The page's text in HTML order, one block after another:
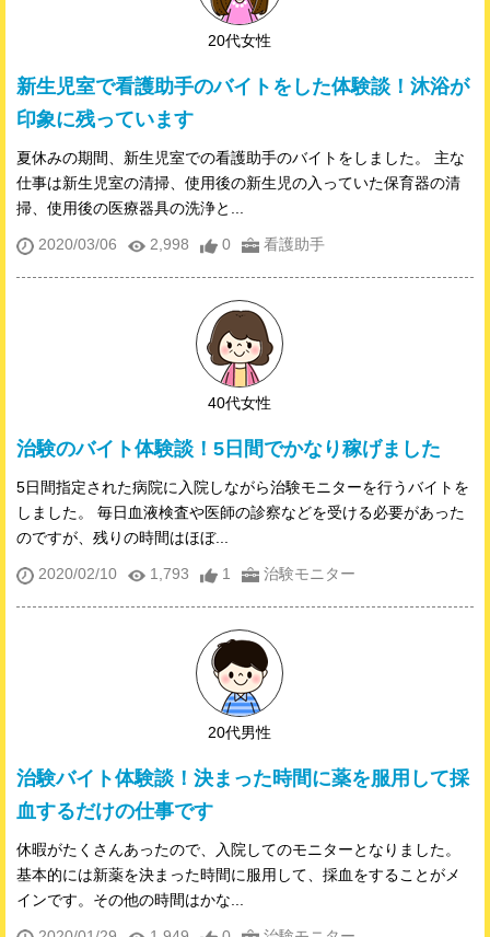
20代女性
新生児室で看護助手のバイトをした体験談！沐浴が
印象に残っています
夏休みの期間、新生児室での看護助手のバイトをしました。 主な
仕事は新生児室の清掃、使用後の新生児の入っていた保育器の清
掃、使用後の医療器具の洗浄と...
2020/03/06 2,998 0 看護助手
40代女性
治験のバイト体験談！5日間でかなり稼げました
5日間指定された病院に入院しながら治験モニターを行うバイトを
しました。 毎日血液検査や医師の診察などを受ける必要があった
のですが、残りの時間はほぼ...
2020/02/10 1,793 1 治験モニター
20代男性
治験バイト体験談！決まった時間に薬を服用して採
血するだけの仕事です
休暇がたくさんあったので、入院してのモニターとなりました。
基本的には新薬を決まった時間に服用して、採血をすることがメ
インです。その他の時間はかな...